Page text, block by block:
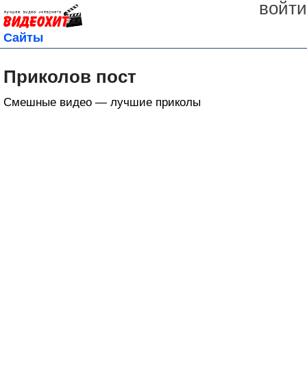
войти
Сайты
Приколов пост
Смешные видео — лучшие приколы